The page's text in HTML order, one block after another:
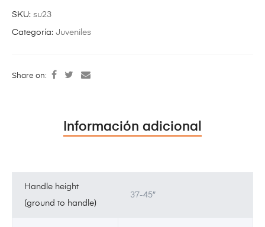
SKU: su23
Categoría: Juveniles
Share on:
Información adicional
Handle height
(ground to handle)
37-45″